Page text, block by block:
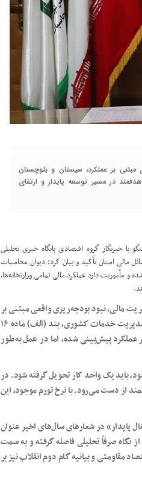
بر عملکرد، سیستان‌ و بلوچستان
در مسیر توسعه پایدار و ارتقای
خبرنگار گروه اقتصادی پایگاه خبری تحلیلی
مالی استان تأکید و بیان کرد: دیوان محاسبات
۴۲ قانون دیوان محاسبات تشکیل شده و مأموریت دارد عملکرد مالی تمامی وزارتخانه‌ها،
مالی، نبود بودجه‌ریزی واقعی مبتنی بر
عملکرد و محاسبه بهای تمام‌شده خدمات است. در قوانین مختلف از جمله قانون مدیریت خدمات کشوری، بند (الف) ماده ۱۶
مبتنی بر عملکرد پیش‌بینی شده، اما در عمل به‌طور
باید یک واحد کار تحویل گرفته شود. در
از دست می‌رود. با نرخ تورم موجود، این
پایدار» در شعارهای سال‌های اخیر عنوان
باید از نگاه صرفاً تحلیلی فاصله گرفته و به سمت
مقاومتی و بیانیه گام دوم انقلاب نیز بر